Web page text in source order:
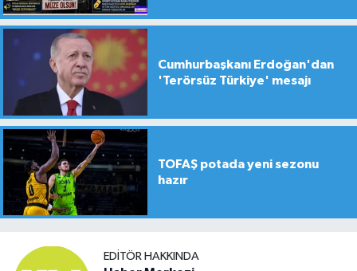
Cumhurbaşkanı Erdoğan'dan
'Terörsüz Türkiye' mesajı
TOFAŞ potada yeni sezonu
hazır
EDITÖR HAKKINDA